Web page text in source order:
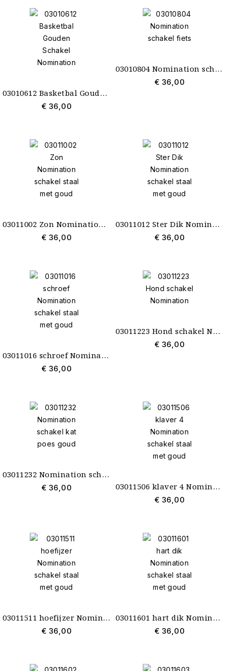
03010612 Basketbal Gouden Schakel Nomination
€ 36,00
03010804 Nomination schakel fiets
€ 36,00
03011002 Zon Nomination schakel staal met goud
€ 36,00
03011012 Ster Dik Nomination schakel staal met goud
€ 36,00
03011016 schroef Nomination schakel staal met goud
€ 36,00
03011223 Hond schakel Nomination
€ 36,00
03011232 Nomination schakel kat poes goud
€ 36,00 03011506 klaver 4 Nomination schakel staal met goud
€ 36,00
03011511 hoefijzer Nomination schakel staal met goud
€ 36,00
03011601 hart dik Nomination schakel staal met goud
€ 36,00